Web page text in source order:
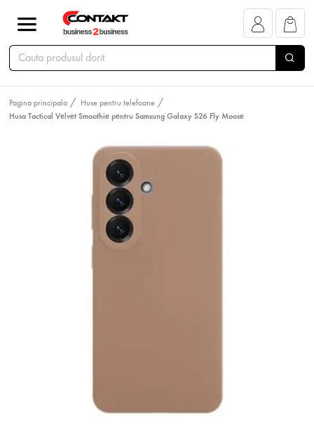
Pagina principala
Huse pentru telefoane
Husa Tactical Velvet Smoothie pentru Samsung Galaxy S26 Fly Moose